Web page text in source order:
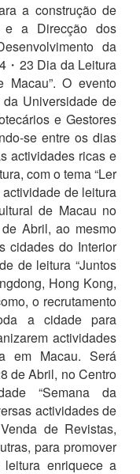
a construção de
e a Direcção dos
da
・23 Dia da Leitura
O evento
Universidade de
e Gestores
se entre os dias
actividades ricas e
com o tema “Ler
de leitura
de Macau no
Abril, ao mesmo
cidades do Interior
de leitura “Juntos
Hong Kong,
o recrutamento
a cidade para
actividades
em Macau. Será
de Abril, no Centro
“Semana da
actividades de
de Revistas,
para promover
leitura enriquece a